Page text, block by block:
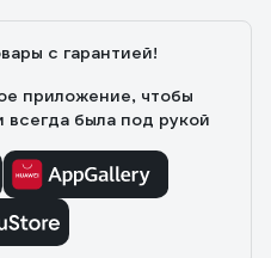
с гарантией!
приложение, чтобы
всегда была под рукой